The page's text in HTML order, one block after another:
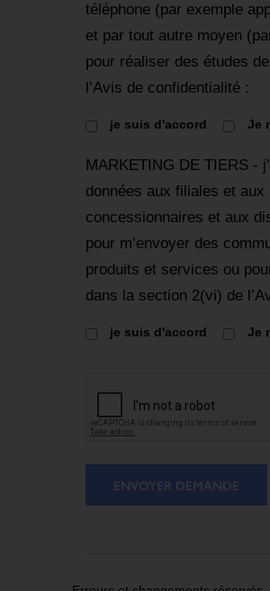
téléphone (par exemple
et par tout autre moyen
pour réaliser des études
l’Avis de confidentialité :
je suis d'accord Je
MARKETING DE TIERS -
données aux filiales et
concessionnaires et aux
pour m’envoyer des
produits et services ou
dans la section 2(vi) de
je suis d'accord Je
ENVOYER DEMANDE